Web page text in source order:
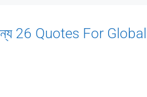
জন্য 26 Quotes For